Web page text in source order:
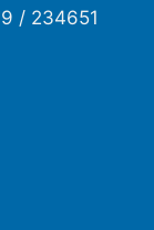
/ 234651